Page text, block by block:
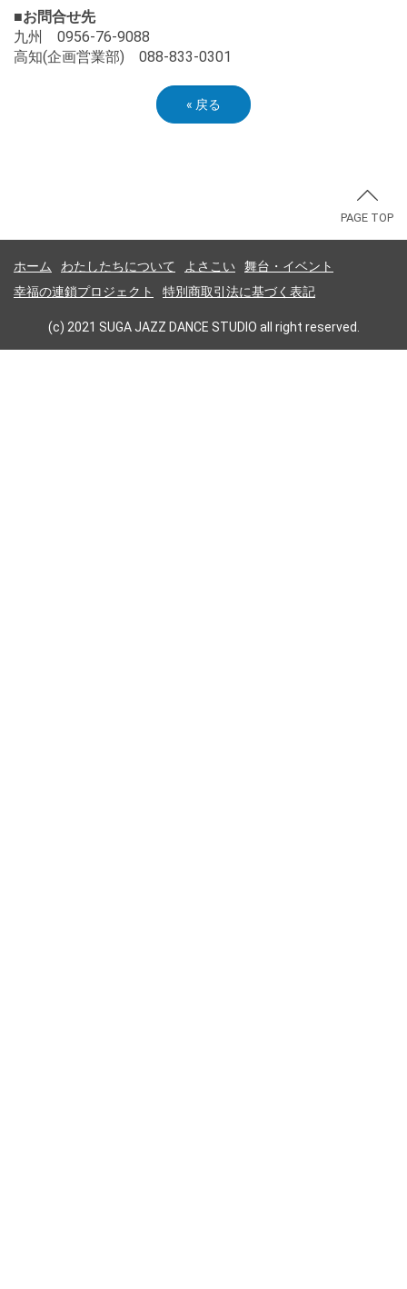
■お問合せ先
九州 0956-76-9088
高知(企画営業部) 088-833-0301
« 戻る
PAGE TOP
ホーム わたしたちについて よさこい
舞台・イベント
幸福の連鎖プロジェクト
特別商取引法に基づく表記
(c) 2021 SUGA JAZZ DANCE STUDIO all right reserved.